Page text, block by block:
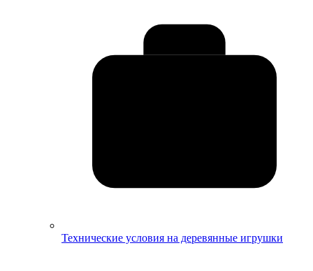
Технические условия на деревянные игрушки